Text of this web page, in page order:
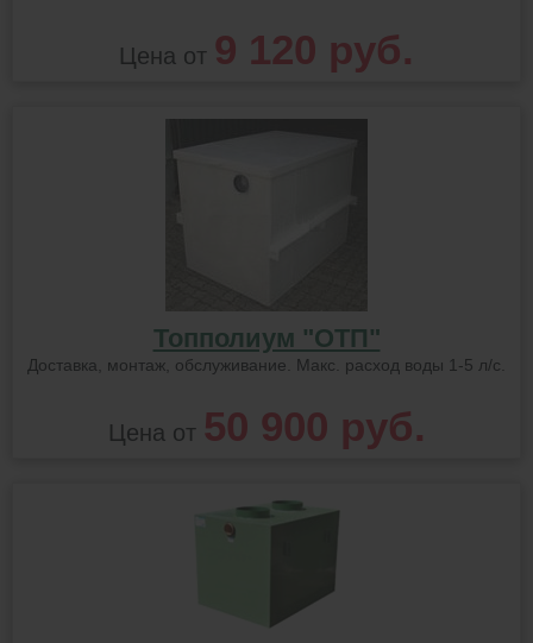
Цена от 9 120 руб.
Топполиум "ОТП"
Доставка, монтаж, обслуживание. Макс. расход воды 1-5 л/с.
Цена от 50 900 руб.